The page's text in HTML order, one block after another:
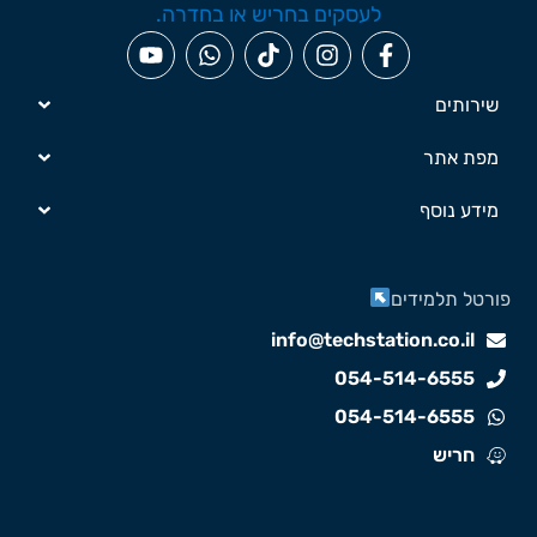
שירותים
מפת אתר
מידע נוסף
info@techstation.co.il
054-514-6555
054-514-6555
חריש
תלמידים